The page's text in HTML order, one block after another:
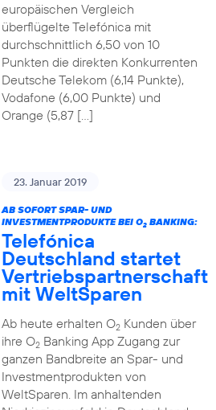
europäischen Vergleich
überflügelte Telefónica mit
durchschnittlich 6,50 von 10
Punkten die direkten Konkurrenten
Deutsche Telekom (6,14 Punkte),
Vodafone (6,00 Punkte) und
Orange (5,87 […]
23. Januar 2019
AB SOFORT SPAR- UND
INVESTMENTPRODUKTE BEI O2BANKING:
Telefónica
Deutschland startet
Vertriebspartnerschaft
mit WeltSparen
Ab heute erhalten O2Kunden über
ihre O2Banking App Zugang zur
ganzen Bandbreite an Spar- und
Investmentprodukten von
WeltSparen. Im anhaltenden